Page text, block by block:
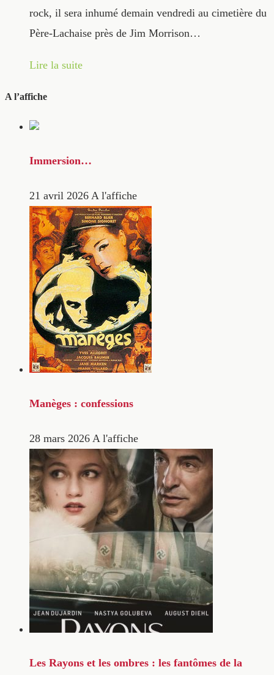
rock, il sera inhumé demain vendredi au cimetière du
Père-Lachaise près de Jim Morrison…
Lire la suite
A l’affiche
Immersion…
21 avril 2026 A l'affiche
Manèges : confessions
28 mars 2026 A l'affiche
Les Rayons et les ombres : les fantômes de la